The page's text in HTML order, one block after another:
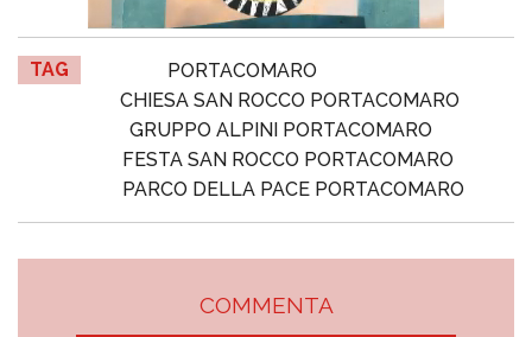
TAG
PORTACOMARO
CHIESA SAN ROCCO PORTACOMARO
GRUPPO ALPINI PORTACOMARO
FESTA SAN ROCCO PORTACOMARO
PARCO DELLA PACE PORTACOMARO
COMMENTA